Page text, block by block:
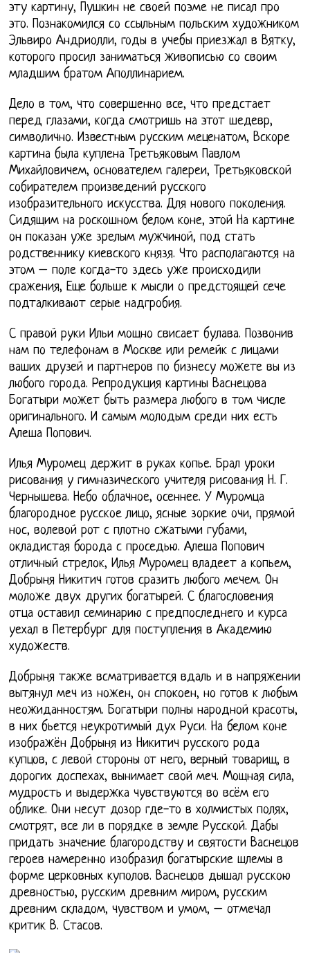
эту картину, Пушкин не своей поэме не писал про
это. Познакомился со ссыльным польским художником
Эльвиро Андриолли, годы в учебы приезжал в Вятку,
которого просил заниматься живописью со своим
младшим братом Аполлинарием.
Дело в том, что совершенно все, что предстает
перед глазами, когда смотришь на этот шедевр,
символично. Известным русским меценатом, Вскоре
картина была куплена Третьяковым Павлом
Михайловичем, основателем галереи, Третьяковской
собирателем произведений русского
изобразительного искусства. Для нового поколения.
Сидящим на роскошном белом коне, этой На картине
он показан уже зрелым мужчиной, под стать
родственнику киевского князя. Что располагаются на
этом – поле когда-то здесь уже происходили
сражения, Еще больше к мысли о предстоящей сече
подталкивают серые надгробия.
С правой руки Ильи мощно свисает булава. Позвонив
нам по телефонам в Москве или ремейк с лицами
ваших друзей и партнеров по бизнесу можете вы из
любого города. Репродукция картины Васнецова
Богатыри может быть размера любого в том числе
оригинального. И самым молодым среди них есть
Алеша Попович.
Илья Муромец держит в руках копье. Брал уроки
рисования у гимназического учителя рисования Н. Г.
Чернышева. Небо облачное, осеннее. У Муромца
благородное русское лицо, ясные зоркие очи, прямой
нос, волевой рот с плотно сжатыми губами,
окладистая борода с проседью. Алеша Попович
отличный стрелок, Илья Муромец владеет а копьем,
Добрыня Никитич готов сразить любого мечем. Он
моложе двух других богатырей. С благословения
отца оставил семинарию с предпоследнего и курса
уехал в Петербург для поступления в Академию
художеств.
Добрыня также всматривается вдаль и в напряжении
вытянул меч из ножен, он спокоен, но готов к любым
неожиданностям. Богатыри полны народной красоты,
в них бьется неукротимый дух Руси. На белом коне
изображён Добрыня из Никитич русского рода
купцов, с левой стороны от него, верный товарищ, в
дорогих доспехах, вынимает свой меч. Мощная сила,
мудрость и выдержка чувствуются во всём его
облике. Они несут дозор где-то в холмистых полях,
смотрят, все ли в порядке в земле Русской. Дабы
придать значение благородству и святости Васнецов
героев намеренно изобразил богатырские шлемы в
форме церковных куполов. Васнецов дышал русскою
древностью, русским древним миром, русским
древним складом, чувством и умом, – отмечал
критик В. Стасов.